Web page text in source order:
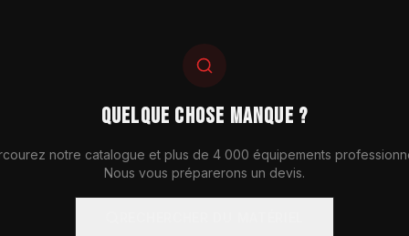
QUELQUE CHOSE MANQUE ?
notre catalogue et plus de 4 000 équipements
Nous vous préparerons un devis.